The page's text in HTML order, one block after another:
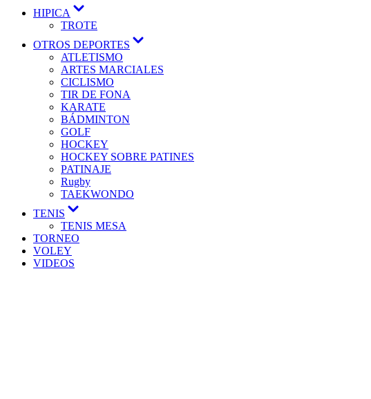
HIPICA
TROTE
OTROS DEPORTES
ATLETISMO
ARTES MARCIALES
CICLISMO
TIR DE FONA
KARATE
BÁDMINTON
GOLF
HOCKEY
HOCKEY SOBRE PATINES
PATINAJE
Rugby
TAEKWONDO
TENIS
TENIS MESA
TORNEO
VOLEY
VIDEOS